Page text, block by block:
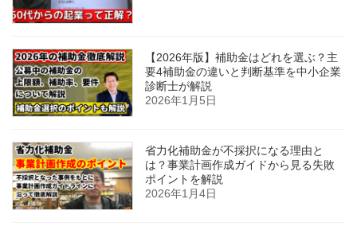
【2026年版】補助金はどれを選ぶ？主
要4補助金の違いと判断基準を中小企業
診断士が解説
2026年1月5日
省力化補助金が不採択になる理由と
は？事業計画作成ガイドから見る失敗
ポイントを解説
2026年1月4日